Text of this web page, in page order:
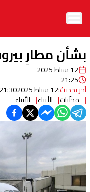
الرئيسية
الأخبار
آراء
فيديو
وليد جنبلاطالحزب
ابحث
بشأن مطارِ
12 شباط 2025
21:25
آخر تحديث:12 شباط 2025 21:30
محلّيات الأنباء الأنباء